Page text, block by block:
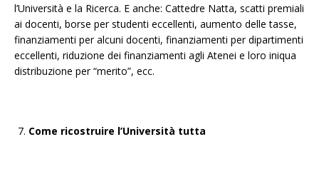
l’Università e la Ricerca. E anche: Cattedre Natta, scatti premiali
ai docenti, borse per studenti eccellenti, aumento delle tasse,
finanziamenti per alcuni docenti, finanziamenti per dipartimenti
eccellenti, riduzione dei finanziamenti agli Atenei e loro iniqua
distribuzione per “merito”, ecc.
Come ricostruire l’Università tutta